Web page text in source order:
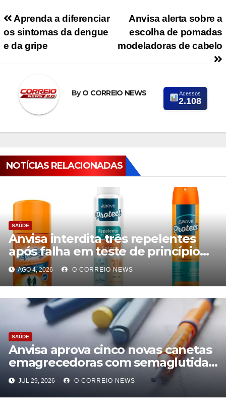
Navegação de PostAnvisa alerta sobre a
escolha de pomadas
modeladoras de cabelo
Aprenda a diferenciar
os sintomas da dengue
e da gripe
ByO CORREIO NEWS Acessos
2.108
NOTÍCIAS RELACIONADAS
SAÚDE
Anvisa interdita três repelentes
após falha em teste de princípio
ativo
AGO 4, 2026 O CORREIO NEWS
SAÚDE
Anvisa aprova cinco novas canetas
emagrecedoras com semaglutida
sintética
JUL 29, 2026 O CORREIO NEWS